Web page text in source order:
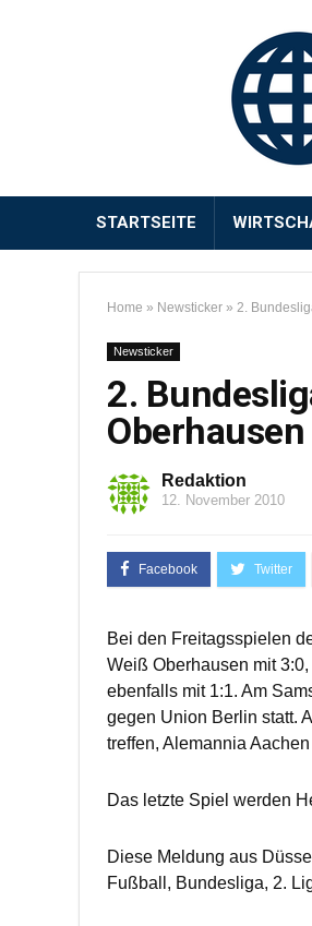
STARTSEITE
Home » Newsticker » 2.
Newsticker
2.
Oberhausen
Redaktion
12. November 2010
Bei den Freitagsspielen
Weiß Oberhausen mit
ebenfalls mit 1:1. Am
gegen Union Berlin statt.
treffen, Alemannia
Das letzte Spiel werden
Diese Meldung aus
Fußball, Bundesliga, 2.